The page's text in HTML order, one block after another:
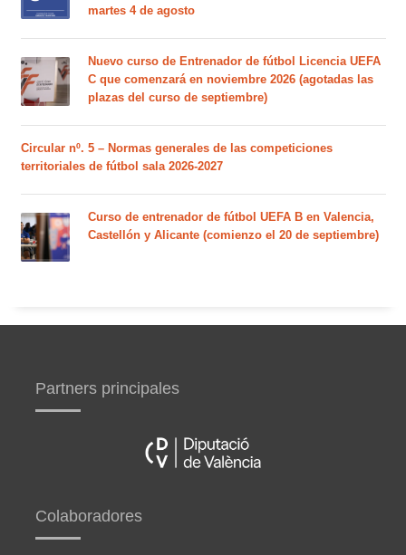
martes 4 de agosto
Nuevo curso de Entrenador de fútbol Licencia UEFA
C que comenzará en noviembre 2026 (agotadas las
plazas del curso de septiembre)
Circular nº. 5 – Normas generales de las competiciones
territoriales de fútbol sala 2026-2027
Curso de entrenador de fútbol UEFA B en Valencia,
Castellón y Alicante (comienzo el 20 de septiembre)
Partners principales
Colaboradores